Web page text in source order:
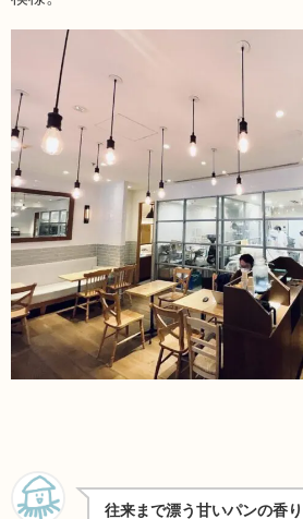
往来まで漂う甘いパンの香